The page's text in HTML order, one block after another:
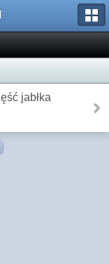
jabłka